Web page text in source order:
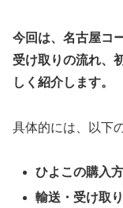
今回は、名古屋コ
受け取りの流れ、
しく紹介します。
具体的には、以下
ひよこの購入
輸送・受け取